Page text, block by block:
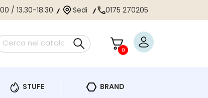
/ 13.30-18.30 Sedi 0175 270205
0
STUFE BRAND